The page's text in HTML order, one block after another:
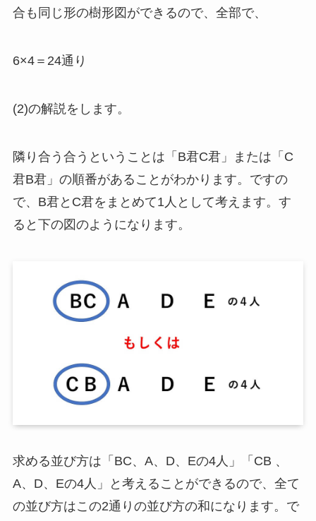
合も同じ形の樹形図ができるので、全部で、
6×4＝24通り
(2)の解説をします。
隣り合う合うということは「B君C君」または「C
君B君」の順番があることがわかります。ですの
で、B君とC君をまとめて1人として考えます。す
ると下の図のようになります。
求める並び方は「BC、A、D、Eの4人」「CB 、
A、D、Eの4人」と考えることができるので、全て
の並び方はこの2通りの並び方の和になります。で